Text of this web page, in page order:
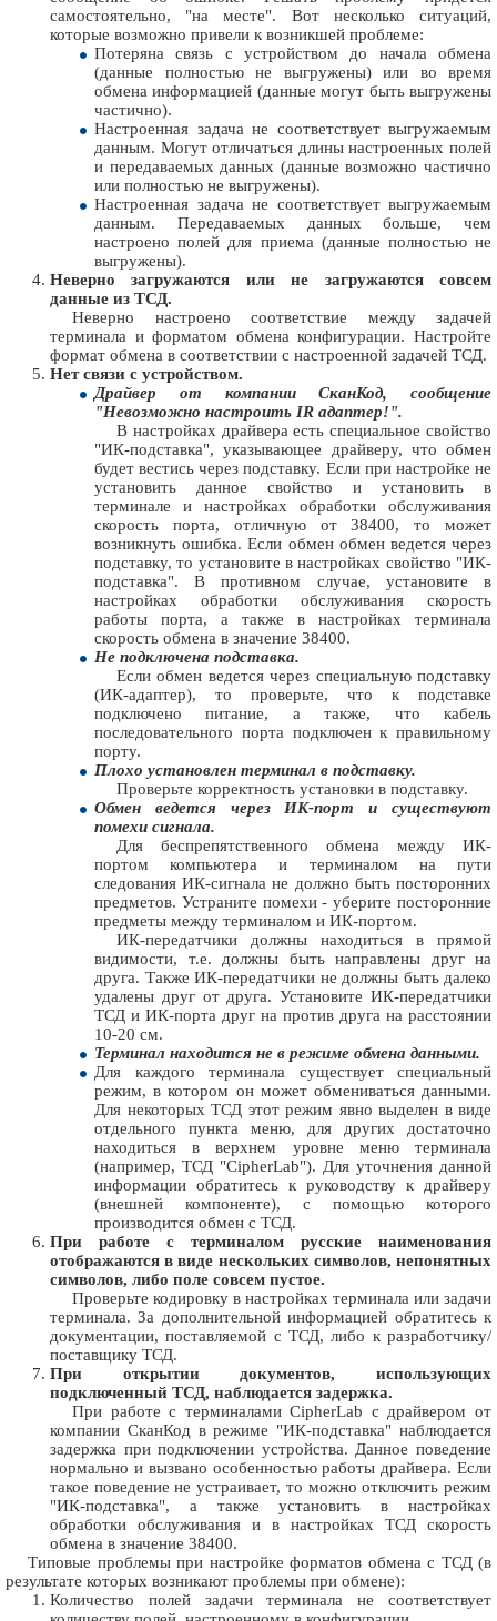
самостоятельно, "на месте". Вот несколько ситуаций,
которые возможно привели к возникшей проблеме:
Потеряна связь с устройством до начала обмена
(данные полностью не выгружены) или во время
обмена информацией (данные могут быть выгружены
частично).
Настроенная задача не соответствует выгружаемым
данным. Могут отличаться длины настроенных полей
и передаваемых данных (данные возможно частично
или полностью не выгружены).
Настроенная задача не соответствует выгружаемым
данным. Передаваемых данных больше, чем
настроено полей для приема (данные полностью не
выгружены).
Неверно загружаются или не загружаются совсем
данные из ТСД.
Неверно настроено соответствие между задачей
терминала и форматом обмена конфигурации. Настройте
формат обмена в соответствии с настроенной задачей ТСД.
Нет связи с устройством.
Драйвер от компании СканКод, сообщение
"Невозможно настроить IR адаптер!".
В настройках драйвера есть специальное свойство
"ИК-подставка", указывающее драйверу, что обмен
будет вестись через подставку. Если при настройке не
установить данное свойство и установить в
терминале и настройках обработки обслуживания
скорость порта, отличную от 38400, то может
возникнуть ошибка. Если обмен обмен ведется через
подставку, то установите в настройках свойство "ИК-
подставка". В противном случае, установите в
настройках обработки обслуживания скорость
работы порта, а также в настройках терминала
скорость обмена в значение 38400.
Не подключена подставка.
Если обмен ведется через специальную подставку
(ИК-адаптер), то проверьте, что к подставке
подключено питание, а также, что кабель
последовательного порта подключен к правильному
порту.
Плохо установлен терминал в подставку.
Проверьте корректность установки в подставку.
Обмен ведется через ИК-порт и существуют
помехи сигнала.
Для беспрепятственного обмена между ИК-
портом компьютера и терминалом на пути
следования ИК-сигнала не должно быть посторонних
предметов. Устраните помехи - уберите посторонние
предметы между терминалом и ИК-портом.
ИК-передатчики должны находиться в прямой
видимости, т.е. должны быть направлены друг на
друга. Также ИК-передатчики не должны быть далеко
удалены друг от друга. Установите ИК-передатчики
ТСД и ИК-порта друг на против друга на расстоянии
10-20 см.
Терминал находится не в режиме обмена данными.
Для каждого терминала существует специальный
режим, в котором он может обмениваться данными.
Для некоторых ТСД этот режим явно выделен в виде
отдельного пункта меню, для других достаточно
находиться в верхнем уровне меню терминала
(например, ТСД "CipherLab"). Для уточнения данной
информации обратитесь к руководству к драйверу
(внешней компоненте), с помощью которого
производится обмен с ТСД.
При работе с терминалом русские наименования
отображаются в виде нескольких символов, непонятных
символов, либо поле совсем пустое.
Проверьте кодировку в настройках терминала или задачи
терминала. За дополнительной информацией обратитесь к
документации, поставляемой с ТСД, либо к разработчику/
поставщику ТСД.
При открытии документов, использующих
подключенный ТСД, наблюдается задержка.
При работе с терминалами CipherLab с драйвером от
компании СканКод в режиме "ИК-подставка" наблюдается
задержка при подключении устройства. Данное поведение
нормально и вызвано особенностью работы драйвера. Если
такое поведение не устраивает, то можно отключить режим
"ИК-подставка", а также установить в настройках
обработки обслуживания и в настройках ТСД скорость
обмена в значение 38400.
Типовые проблемы при настройке форматов обмена с ТСД (в
результате которых возникают проблемы при обмене):
Количество полей задачи терминала не соответствует